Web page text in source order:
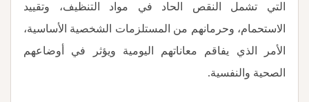
التي تشمل النقص الحاد في مواد التنظيف، وتقييد
الاستحمام، وحرمانهم من المستلزمات الشخصية الأساسية،
الأمر الذي يفاقم معاناتهم اليومية ويؤثر في أوضاعهم
الصحية والنفسية.